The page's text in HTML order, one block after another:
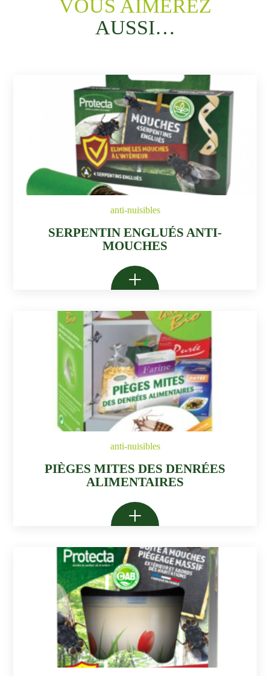
VOUS AIMEREZ
AUSSI…
anti-nuisibles
SERPENTIN ENGLUÉS ANTI-
MOUCHES
anti-nuisibles
PIÈGES MITES DES DENRÉES
ALIMENTAIRES